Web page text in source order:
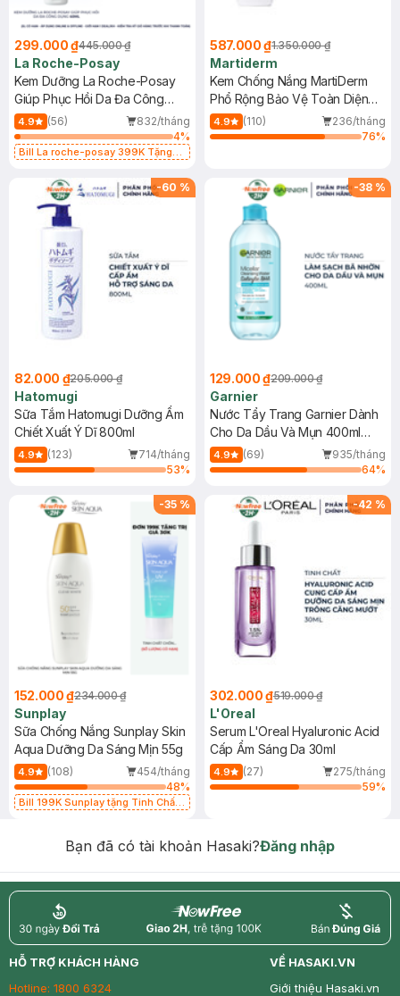
299.000 ₫445.000 ₫
La Roche-Posay
Kem Dưỡng La Roche-Posay
Giúp Phục Hồi Da Đa Công
Dụng 40ml
4.9 (56)
832/tháng
4%
Bill La roche-posay 399K Tặng
(SL có hạn)
587.000 ₫1.350.000 ₫
Martiderm
Kem Chống Nắng MartiDerm
Phổ Rộng Bảo Vệ Toàn Diện
40ml
4.9 (110)
236/tháng
76%
-60 %
82.000 ₫205.000 ₫
Hatomugi
Sữa Tắm Hatomugi Dưỡng Ẩm
Chiết Xuất Ý Dĩ 800ml
4.9 (123)
714/tháng
53%
-38 %
129.000 ₫209.000 ₫
Garnier
Nước Tẩy Trang Garnier Dành
Cho Da Dầu Và Mụn 400ml
(Mới)
4.9 (69)
935/tháng
64%
-35 %
152.000 ₫234.000 ₫
Sunplay
Sữa Chống Nắng Sunplay Skin
Aqua Dưỡng Da Sáng Mịn 55g
4.9 (108)
454/tháng
48%
Bill 199K Sunplay tặng Tinh Chất
-42 %
302.000 ₫519.000 ₫
L'Oreal
Serum L'Oreal Hyaluronic Acid
Cấp Ẩm Sáng Da 30ml
4.9 (27)
275/tháng
59%
Bạn đã có tài khoản Hasaki?Đăng nhập
return nowfree price
HỖ TRỢ KHÁCH HÀNG
Hotline: 1800 6324
VỀ HASAKI.VN
Giới thiệu Hasaki.vn